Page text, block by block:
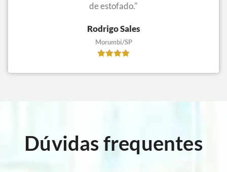
de estofado."
Rodrigo Sales
Morumbi/SP
Dúvidas frequentes